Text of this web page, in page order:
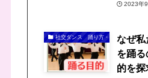
2023年
社交ダンス 踊り方・踊りの方法
なぜ私
を踊る
的を探